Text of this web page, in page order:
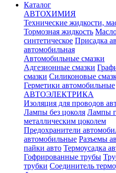
Каталог
АВТОХИМИЯ
Технические жидкости,
Тормозная жидкость
синтетическое Присадка
автомобильная
Автомобильные смазки
Адгезионные смазки
смазки Силиконовые
Герметики автомобильные
АВТОЭЛЕКТРИКА
Изоляция для проводов
Лампы без цоколя Лампы
металлическим цоколем
Предохранители
автомобильные Разъемы
пайки авто Термоусадка
Гофрированные трубы
трубки Соединитель